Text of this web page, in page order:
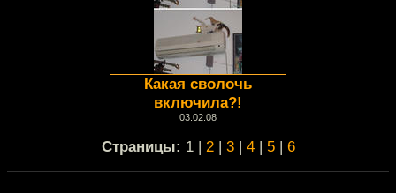
Какая сволочь
включила?!
03.02.08
Cтраницы: 1 | 2| 3| 4| 5| 6